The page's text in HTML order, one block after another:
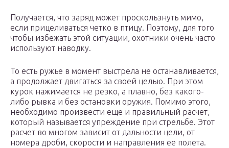
Получается, что заряд может проскользнуть мимо,
если прицеливаться четко в птицу. Поэтому, для того
чтобы избежать этой ситуации, охотники очень часто
используют наводку.
То есть ружье в момент выстрела не останавливается,
а продолжает двигаться за своей целью. При этом
курок нажимается не резко, а плавно, без какого-
либо рывка и без остановки оружия. Помимо этого,
необходимо произвести еще и правильный расчет,
который называется упреждение при стрельбе. Этот
расчет во многом зависит от дальности цели, от
номера дроби, скорости и направления ее полета.